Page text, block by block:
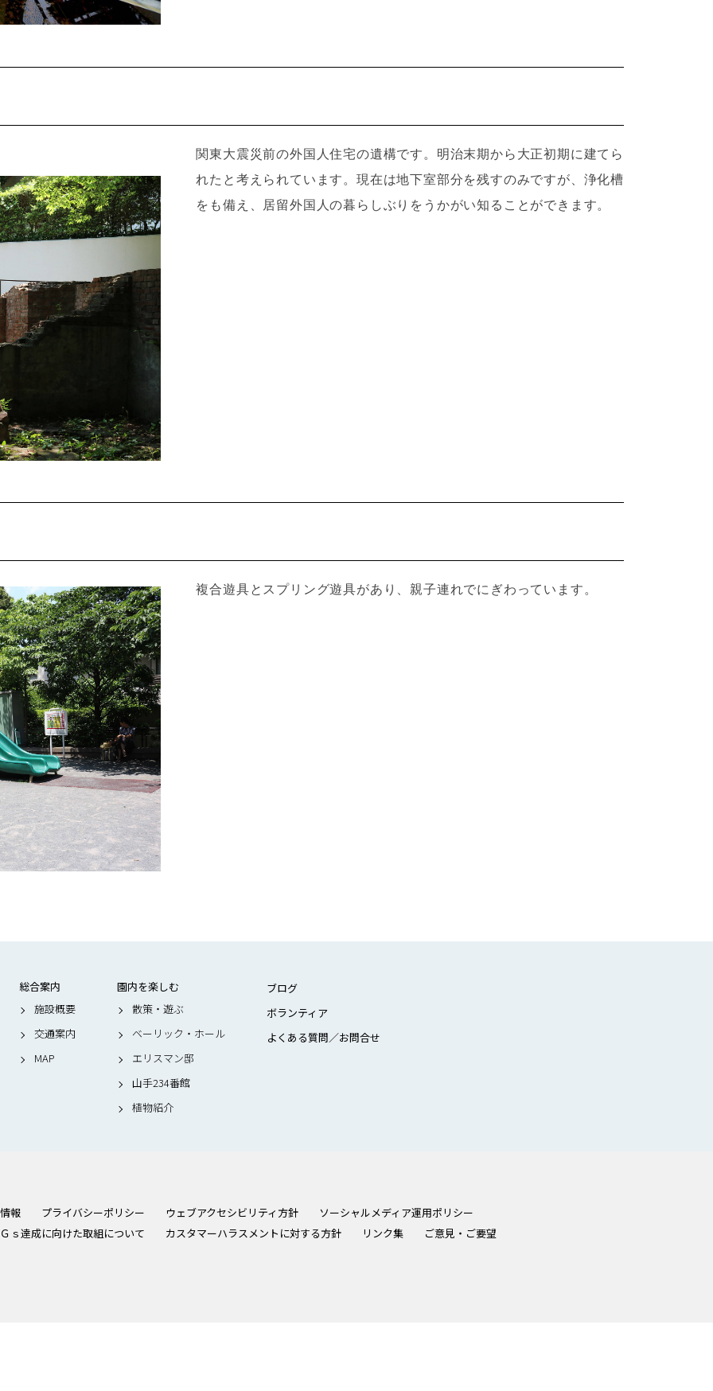
関東大震災前の外国人住宅の遺構です。明治末期から大正初期に建てら
れたと考えられています。現在は地下室部分を残すのみですが、浄化槽
をも備え、居留外国人の暮らしぶりをうかがい知ることができます。
複合遊具とスプリング遊具があり、親子連れでにぎわっています。
総合案内
施設概要
交通案内
MAP
園内を楽しむ
散策・遊ぶ
ベーリック・ホール
エリスマン邸
山手234番館
植物紹介
ブログ
ボランティア
よくある質問／お問合せ
報 プライバシーポリシー ウェブアクセシビリティ方針
ソーシャルメディア運用ポリシー
ｓ達成に向けた取組について
カスタマーハラスメントに対する方針 リンク集 ご意見・ご要望